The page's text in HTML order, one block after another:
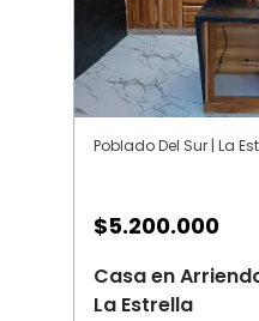
Poblado Del Sur | La
$5.200.000
Casa en
La Estrella